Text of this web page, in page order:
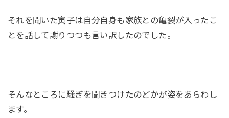
それを聞いた寅子は自分自身も家族との亀裂が入ったこ
とを話して謝りつつも言い訳したのでした。
そんなところに騒ぎを聞きつけたのどかが姿をあらわし
ます。